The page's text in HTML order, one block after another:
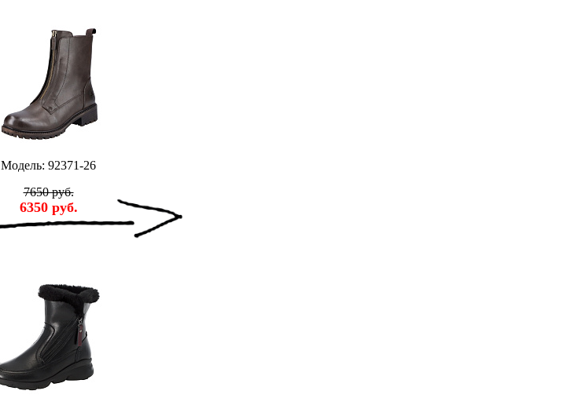
Модель: 92371-26
7650 руб.
6350 руб.